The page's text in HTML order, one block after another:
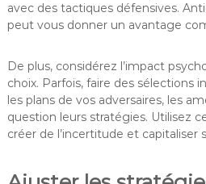
avec des tactiques défensives.
peut vous donner un avantage
De plus, considérez l’impact
choix. Parfois, faire des sélections
les plans de vos adversaires, les
question leurs stratégies. Utilisez
créer de l’incertitude et capitaliser